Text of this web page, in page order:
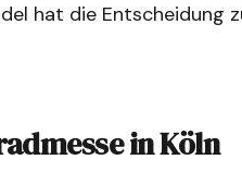
hat die Entscheidung
in Köln